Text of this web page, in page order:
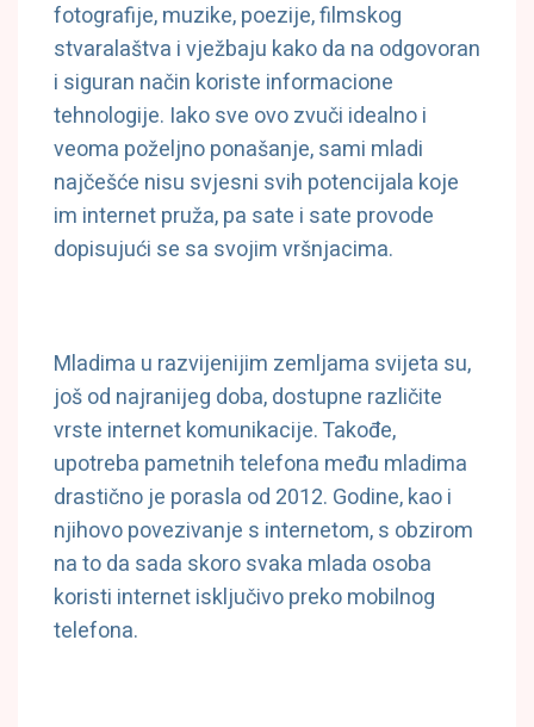
fotografije, muzike, poezije, filmskog
stvaralaštva i vježbaju kako da na odgovoran
i siguran način koriste informacione
tehnologije. Iako sve ovo zvuči idealno i
veoma poželjno ponašanje, sami mladi
najčešće nisu svjesni svih potencijala koje
im internet pruža, pa sate i sate provode
dopisujući se sa svojim vršnjacima.
Mladima u razvijenijim zemljama svijeta su,
još od najranijeg doba, dostupne različite
vrste internet komunikacije. Takođe,
upotreba pametnih telefona među mladima
drastično je porasla od 2012. Godine, kao i
njihovo povezivanje s internetom, s obzirom
na to da sada skoro svaka mlada osoba
koristi internet isključivo preko mobilnog
telefona.